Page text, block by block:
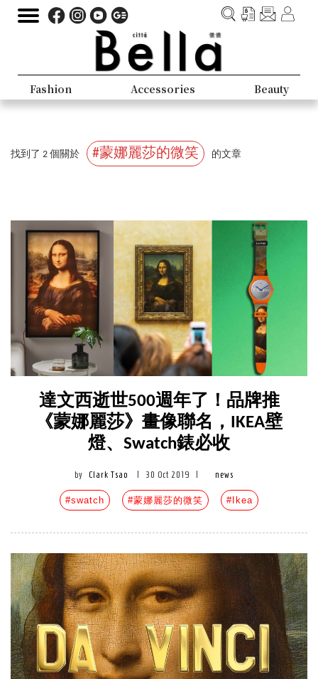
Fashion Accessories Beauty
找到了 2 個關於 #蒙娜麗莎的微笑 的文章
達文西逝世500週年了！品牌推
《蒙娜麗莎》畫像聯名，IKEA壁
燈、Swatch錶必收
by Clark Tsao 30 Oct 2019 news
#swatch #蒙娜麗莎的微笑 #Ikea